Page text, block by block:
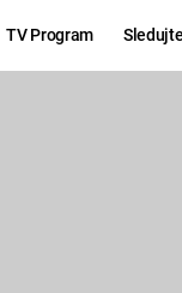
TV Program